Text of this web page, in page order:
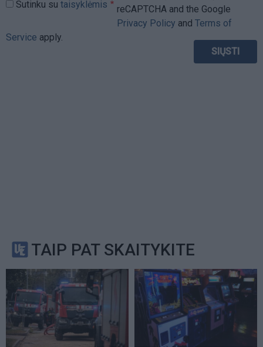
Sutinku su taisyklėmis
reCAPTCHA and the Google
Privacy Policy and Terms of
Service apply.
TAIP PAT SKAITYKITE